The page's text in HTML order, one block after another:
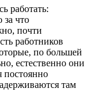
работать:
за что
почти
работников
по большей
естественно они
постоянно
там